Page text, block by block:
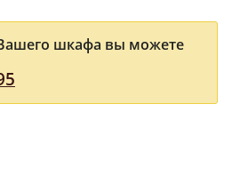
шкафа вы можете